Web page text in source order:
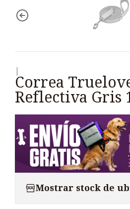
Correa
Reflectiva Gris
Mostrar stock de